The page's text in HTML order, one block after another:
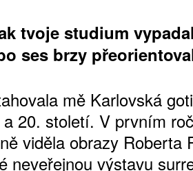
tvoje studium
ses brzy
mě Karlovská
a 20. století. V prvním
viděla obrazy Roberta
neveřejnou výstavu
TIŠTĚNÝCH ČÍSEL
DNÍ ONLINE VERZE
KARTA ARTCARD